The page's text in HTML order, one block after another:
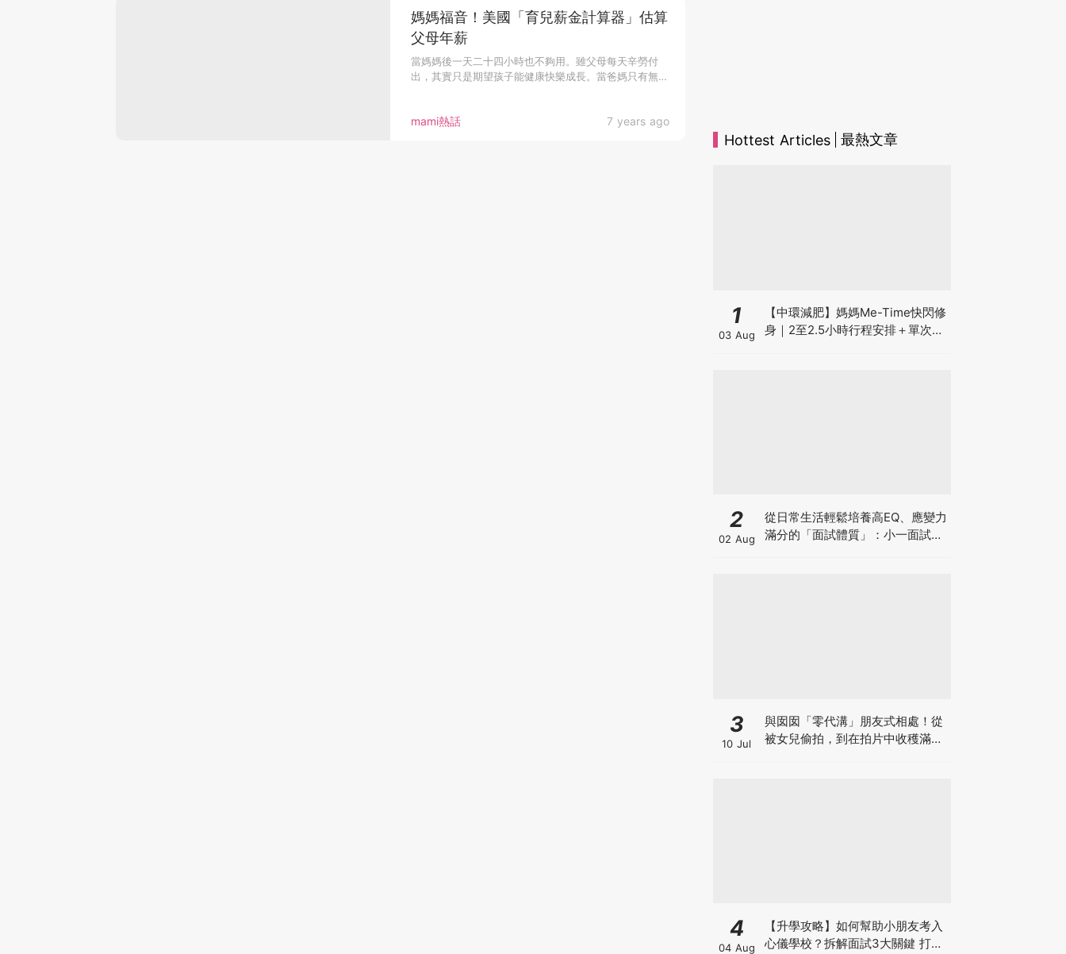
mami熱話 7 years ago
媽媽福音！美國「育兒薪金計算器」估算
父母年薪
當媽媽後一天二十四小時也不夠用。雖父母每天辛勞付
出，其實只是期望孩子能健康快樂成長。當爸媽只有無限
Hottest Articles 最熱文章
1
03 Aug
【中環減肥】媽媽Me-Time快閃修
身｜2至2.5小時行程安排＋單次收
2
02 Aug
從日常生活輕鬆培養高EQ、應變力
滿分的「面試體質」：小一面試最
3
10 Jul
與囡囡「零代溝」朋友式相處！從
被女兒偷拍，到在拍片中收穫滿足
4
04 Aug
【升學攻略】如何幫助小朋友考入
心儀學校？拆解面試3大關鍵 打好